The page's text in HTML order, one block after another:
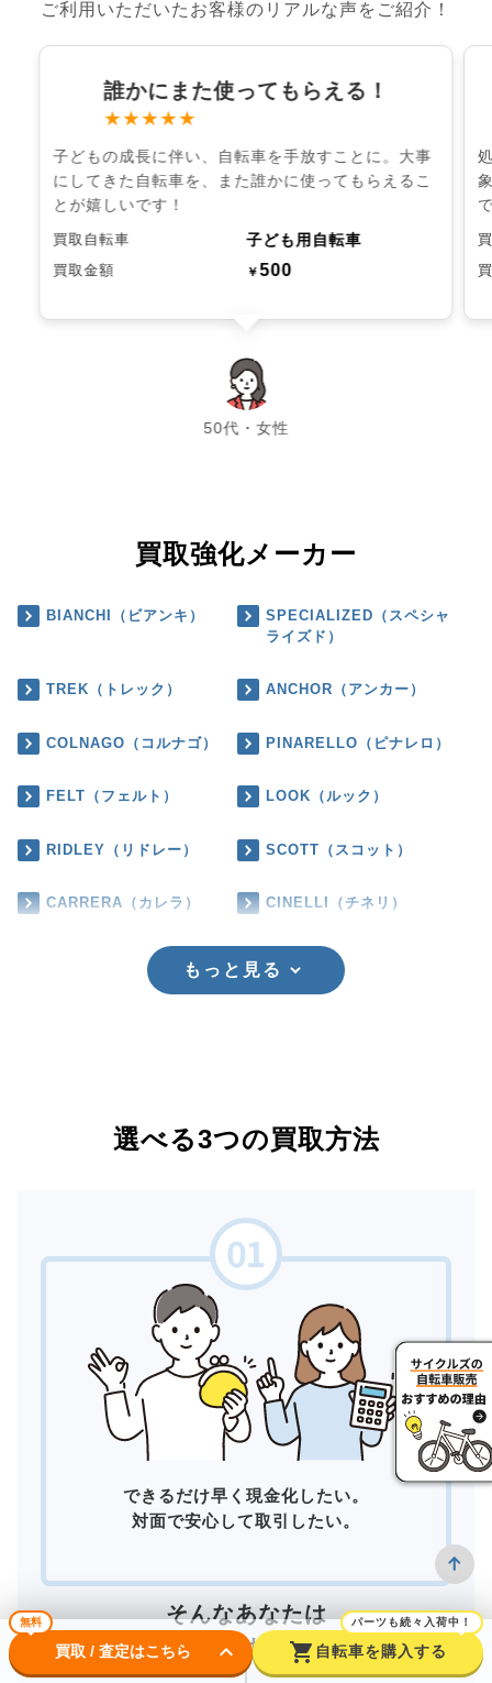
ご利用いただいたお客様のリアルな声をご紹介！
誰かにまた使ってもらえる！
★★★★★
子どもの成長に伴い、自転車を手放すことに。大事
にしてきた自転車を、また誰かに使ってもらえるこ
とが嬉しいです！
買取自転車 子ども用自転車
買取金額 ￥500
50代・女性
chevron_left chevron_right
買取強化メーカー
BIANCHI（ビアンキ）
SPECIALIZED（スペシャ
ライズド）
TREK（トレック） ANCHOR（アンカー）
COLNAGO（コルナゴ） PINARELLO（ピナレロ）
FELT（フェルト） LOOK（ルック）
RIDLEY（リドレー） SCOTT（スコット）
CARRERA（カレラ） CINELLI（チネリ）
もっと見る
選べる3つの買取方法
できるだけ早く現金化したい。
対面で安心して取引したい。
そんなあなたは
店頭買取がおすすめ！
無料
買取 / 査定はこちら keyboard_arrow_down shopping_cart
パーツも続々入荷中！
自転車を購入する